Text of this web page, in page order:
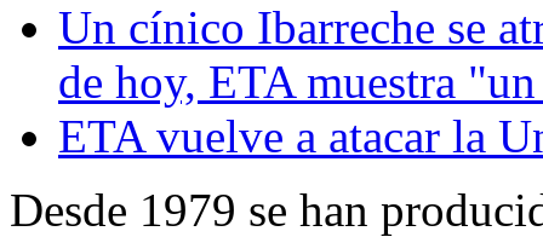
Un cínico Ibarreche se
de hoy, ETA muestra
ETA vuelve a atacar la
Desde 1979 se han